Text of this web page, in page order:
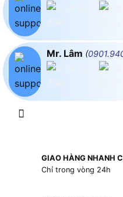
Mr. Lâm (
GIAO HÀNG NHANH
Chỉ trong vòng 24h